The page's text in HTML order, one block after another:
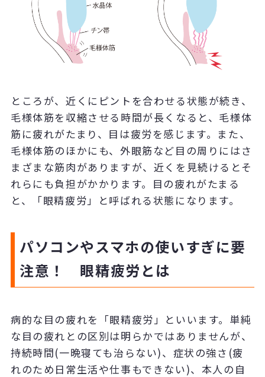
ところが、近くにピントを合わせる状態が続き、
毛様体筋を収縮させる時間が長くなると、毛様体
筋に疲れがたまり、目は疲労を感じます。また、
毛様体筋のほかにも、外眼筋など目の周りにはさ
まざまな筋肉がありますが、近くを見続けるとそ
れらにも負担がかかります。目の疲れがたまる
と、「眼精疲労」と呼ばれる状態になります。
パソコンやスマホの使いすぎに要
注意！ 眼精疲労とは
病的な目の疲れを「眼精疲労」といいます。単純
な目の疲れとの区別は明らかではありませんが、
持続時間(一晩寝ても治らない)、症状の強さ(疲
れのため日常生活や仕事もできない)、本人の自